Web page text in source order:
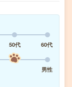
50代
60代
男性